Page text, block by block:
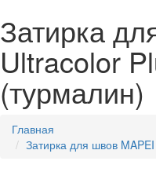
Затирка
Ultracolor
(турмалин)
Главная
Затирка для швов